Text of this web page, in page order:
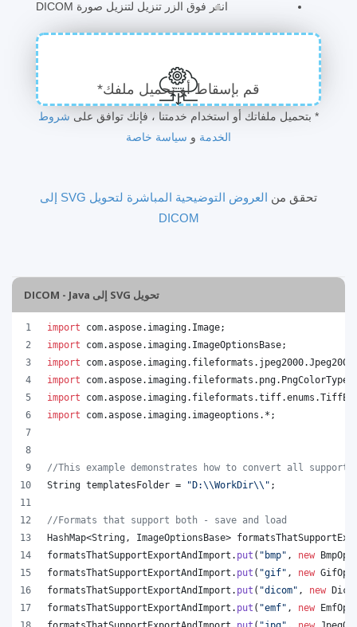
انقر فوق الزر تنزيل لتنزيل صورة DICOM
قم بإسقاط أو تحميل ملفك*
* بتحميل ملفاتك أو استخدام خدمتنا ، فإنك توافق على شروط
الخدمة و سياسة خاصة
تحقق من
العروض التوضيحية المباشرة لتحويل SVG إلى
DICOM
تحويل SVG إلى DICOM - Java
import com.aspose. imaging. Image;
import
com.aspose. imaging. ImageOptionsBase;
import
com.aspose. imaging. fileformats . jpeg2000.
import
com.aspose. imaging. fileformats . png. PngColorType
import
com.aspose. imaging. fileformats .tiff.enums .
import
com.aspose. imaging. imageoptions .*;
//This example demonstrates how to convert all
String templatesFolder = "D:\\WorkDir\\ " ;
//Formats that support both - save and load
HashMap<String , ImageOptionsBase>
formatsThatSupportExportAndImport . put ( "bmp" , new
formatsThatSupportExportAndImport . put ( "gif" , new
formatsThatSupportExportAndImport . put ( "dicom" , new
formatsThatSupportExportAndImport . put ( "emf" , new